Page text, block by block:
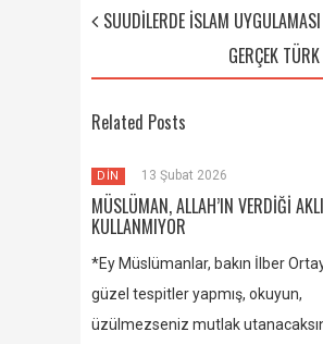
SUUDİLERDE İSLAM UYGULAMASI
GERÇEK
Related Posts
DİN 13 Şubat 2026
MÜSLÜMAN, ALLAH’IN VERDİĞİ AKLI
KULLANMIYOR
*Ey Müslümanlar, bakın İlber
güzel tespitler yapmış, okuyun,
üzülmezseniz mutlak